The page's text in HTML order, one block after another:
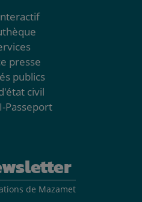
presse
publics
civil
Passeport
de Mazamet